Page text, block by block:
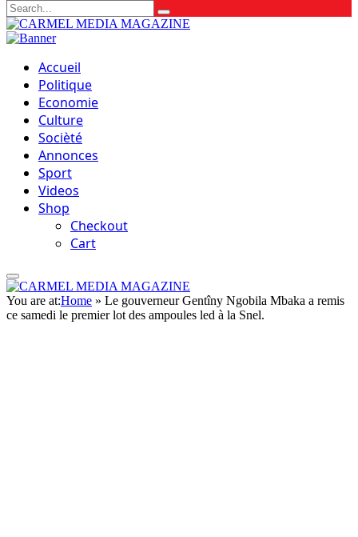
Accueil
Politique
Economie
Culture
Socièté
Annonces
Sport
Videos
Shop
Checkout
Cart
You are at:Home » Le gouverneur Gentîny Ngobila Mbaka a remis
ce samedi le premier lot des ampoules led à la Snel.